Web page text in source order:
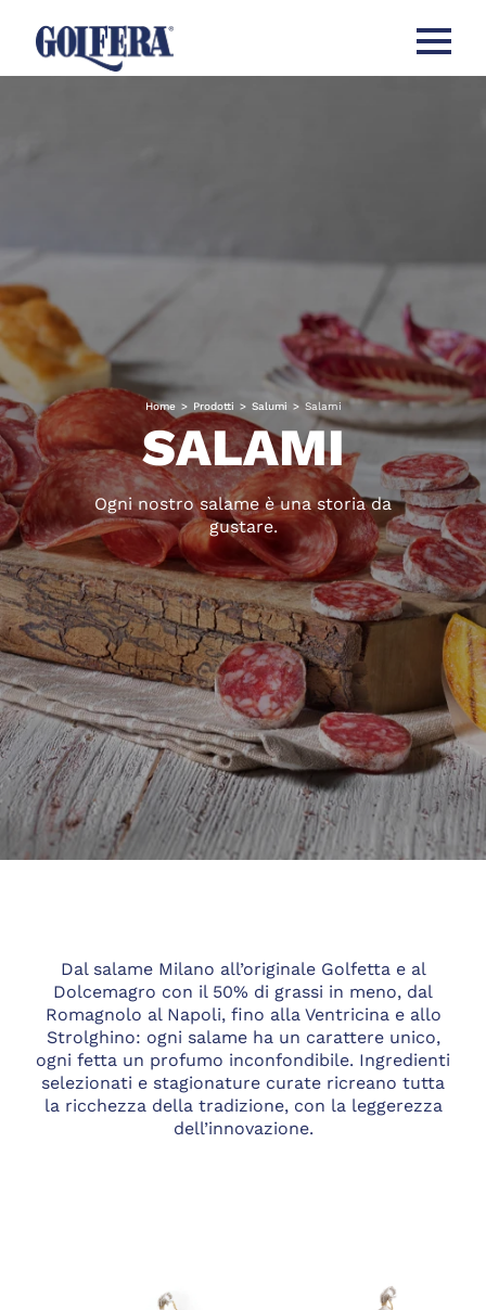
Apri
Home > Prodotti > Salumi > Salami
SALAMI
Ogni nostro salame è una storia da
gustare.
Dal salame Milano all’originale Golfetta e al
Dolcemagro con il 50% di grassi in meno, dal
Romagnolo al Napoli, fino alla Ventricina e allo
Strolghino: ogni salame ha un carattere unico,
ogni fetta un profumo inconfondibile. Ingredienti
selezionati e stagionature curate ricreano tutta
la ricchezza della tradizione, con la leggerezza
dell’innovazione.